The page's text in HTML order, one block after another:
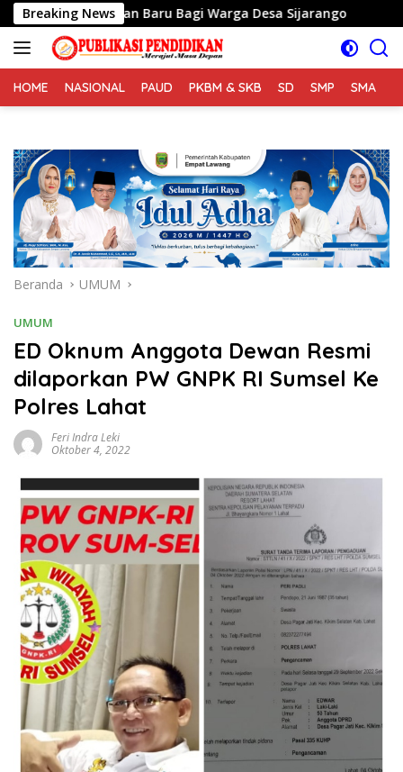
Langsung
ke
konten
Breaking News
Harapan Baru Bagi Warga Desa Sijarango 2 Dari 5
HOME NASIONAL PAUD PKBM & SKB SD SMP SMA
Beranda UMUM
UMUM
ED Oknum Anggota Dewan Resmi
dilaporkan PW GNPK RI Sumsel Ke
Polres Lahat
Feri Indra Leki
Oktober 4, 2022